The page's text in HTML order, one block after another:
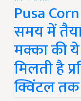
Pusa
समय में
मक्का की
मिलती है
क्विंटल तक